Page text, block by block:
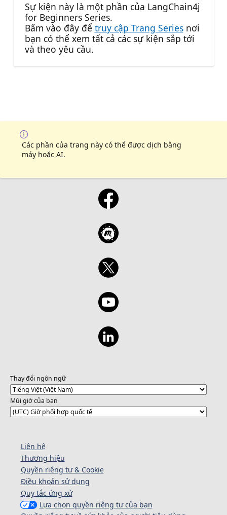
Sự kiện này là một phần của LangChain4j
for Beginners Series.
Bấm vào đây để truy cập Trang Seriesnơi
bạn có thể xem tất cả các sự kiện sắp tới
và theo yêu cầu.
Các phần của trang này có thể được dịch bằng
máy hoặc AI.
Thay đổi ngôn ngữ
Múi giờ của bạn
Liên hệ
Thương hiệu
Quyền riêng tư & Cookie
Điều khoản sử dụng
Quy tắc ứng xử
Lựa chọn quyền riêng tư của bạn